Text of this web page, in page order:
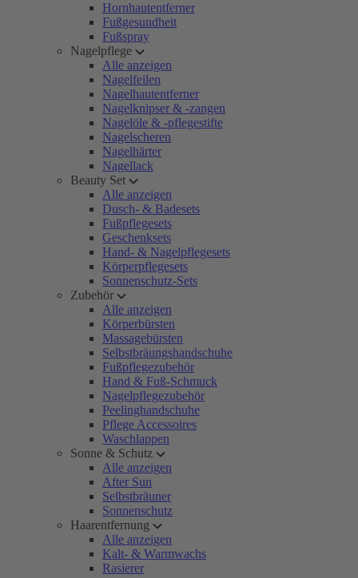
Hornhautentferner
Fußgesundheit
Fußspray
Nagelpflege
Alle anzeigen
Nagelfeilen
Nagelhautentferner
Nagelknipser & -zangen
Nagelöle & -pflegestifte
Nagelscheren
Nagelhärter
Nagellack
Beauty Set
Alle anzeigen
Dusch- & Badesets
Fußpflegesets
Geschenksets
Hand- & Nagelpflegesets
Körperpflegesets
Sonnenschutz-Sets
Zubehör
Alle anzeigen
Körperbürsten
Massagebürsten
Selbstbräungshandschuhe
Fußpflegezubehör
Hand & Fuß-Schmuck
Nagelpflegezubehör
Peelinghandschuhe
Pflege Accessoires
Waschlappen
Sonne & Schutz
Alle anzeigen
After Sun
Selbstbräuner
Sonnenschutz
Haarentfernung
Alle anzeigen
Kalt- & Warmwachs
Rasierer